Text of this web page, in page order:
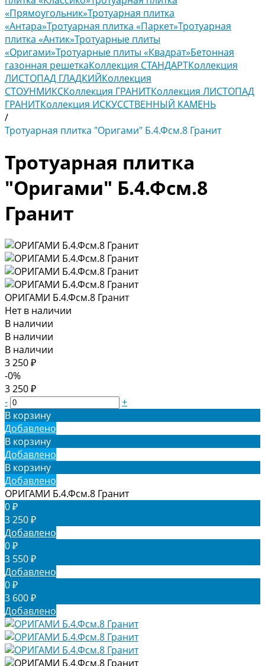
«Прямоугольник»Тротуарная плитка
«Антара»Тротуарная плитка «Паркет»Тротуарная
плитка «Антик»Тротуарные плиты
«Оригами»Тротуарные плиты «Квадрат»Бетонная
газонная решеткаКоллекция СТАНДАРТКоллекция
ЛИСТОПАД ГЛАДКИЙКоллекция
СТОУНМИКСКоллекция ГРАНИТКоллекция ЛИСТОПАД
ГРАНИТКоллекция ИСКУССТВЕННЫЙ КАМЕНЬ
/
Тротуарная плитка "Оригами" Б.4.Фсм.8 Гранит
Тротуарная плитка
"Оригами" Б.4.Фсм.8
Гранит
ОРИГАМИ Б.4.Фсм.8 Гранит
Нет в наличии
В наличии
В наличии
В наличии
3 250 ₽
-0%
3 250 ₽
-
+
В корзину
Добавлено
В корзину
Добавлено
В корзину
Добавлено
ОРИГАМИ Б.4.Фсм.8 Гранит
0 ₽
3 250 ₽
Добавлено
0 ₽
3 550 ₽
Добавлено
0 ₽
3 600 ₽
Добавлено